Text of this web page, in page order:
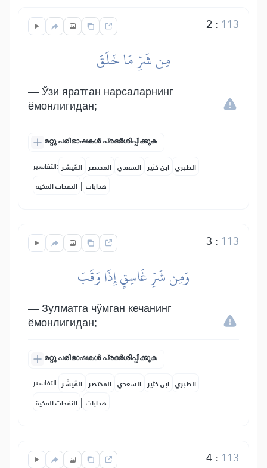
2 : 113
مِن شَرِّ مَا خَلَقَ
— Ўзи яратган нарсаларнинг
ёмонлигидан;
മറ്റു പരിഭാഷകൾ പ്രദർശിപ്പിക്കുക
التفاسير: المُيسَّر المختصر السعدي ابن كثير الطبري
النفحات المكية | هدايات
3 : 113
وَمِن شَرِّ غَاسِقٍ إِذَا وَقَبَ
— Зулматга чўмган кечанинг
ёмонлигидан;
മറ്റു പരിഭാഷകൾ പ്രദർശിപ്പിക്കുക
التفاسير: المُيسَّر المختصر السعدي ابن كثير الطبري
النفحات المكية | هدايات
4: 113